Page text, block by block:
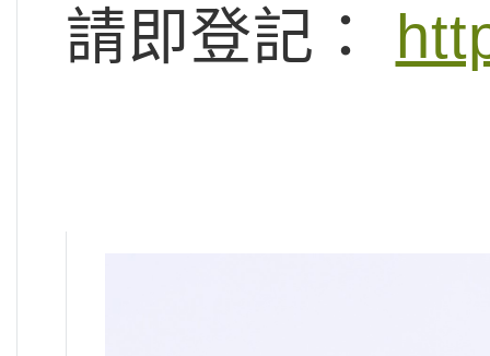
請即登記：